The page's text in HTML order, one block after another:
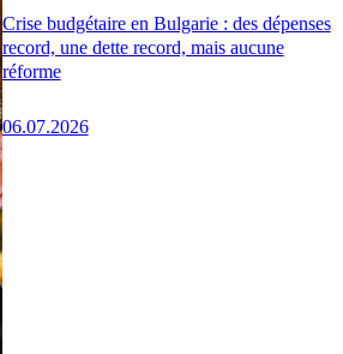
Crise budgétaire en Bulgarie : des dépenses
record, une dette record, mais aucune
réforme
06.07.2026